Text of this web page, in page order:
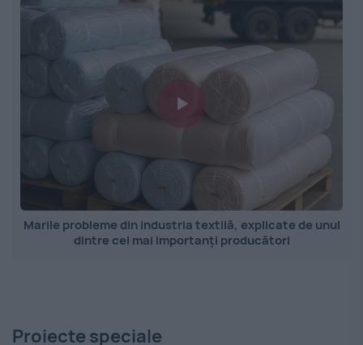
Marile probleme din industria textilă, explicate de unul
dintre cei mai importanți producători
Proiecte speciale